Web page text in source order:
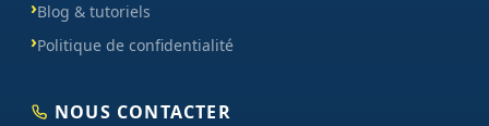
Blog & tutoriels
Politique de confidentialité
NOUS CONTACTER